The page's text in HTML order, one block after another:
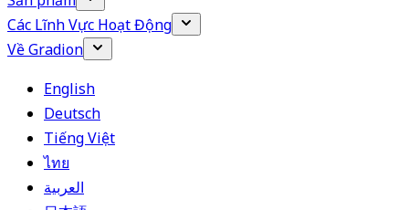
Các Lĩnh Vực Hoạt Động
Về Gradion
English
Deutsch
Tiếng Việt
ไทย
العربية